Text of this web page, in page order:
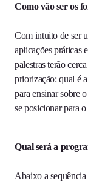
Como vão ser os
Com intuito de ser
aplicações práticas
palestras terão
priorização: qual é
para ensinar sobre
se posicionar para
Qual será a
Abaixo a sequência